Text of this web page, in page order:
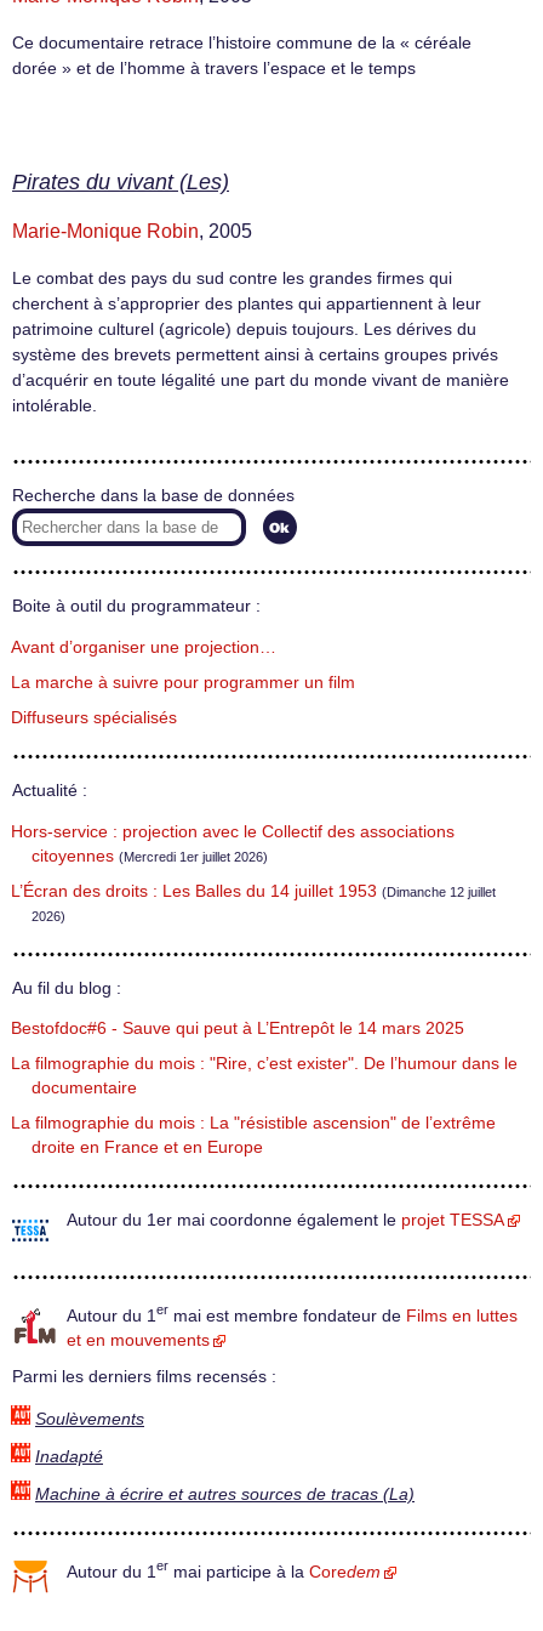
Ce documentaire retrace l’histoire commune de la « céréale
dorée » et de l’homme à travers l’espace et le temps
Pirates du vivant (Les)
Marie-Monique Robin, 2005
Le combat des pays du sud contre les grandes firmes qui
cherchent à s’approprier des plantes qui appartiennent à leur
patrimoine culturel (agricole) depuis toujours. Les dérives du
système des brevets permettent ainsi à certains groupes privés
d’acquérir en toute légalité une part du monde vivant de manière
intolérable.
Recherche dans la base de données
Boite à outil du programmateur :
Avant d’organiser une projection…
La marche à suivre pour programmer un film
Diffuseurs spécialisés
Actualité :
Hors-service : projection avec le Collectif des associations
citoyennes (Mercredi 1er juillet 2026)
L’Écran des droits : Les Balles du 14 juillet 1953 (Dimanche 12 juillet
2026)
Au fil du blog :
Bestofdoc#6 - Sauve qui peut à L’Entrepôt le 14 mars 2025
La filmographie du mois : "Rire, c’est exister". De l’humour dans le
documentaire
La filmographie du mois : La "résistible ascension" de l’extrême
droite en France et en Europe
Autour du 1er mai coordonne également le projet TESSA
Autour du 1 er mai est membre fondateur de Films en luttes
et en mouvements
Parmi les derniers films recensés :
Soulèvements
Inadapté
Machine à écrire et autres sources de tracas (La)
Autour du 1 er mai participe à la Coredem